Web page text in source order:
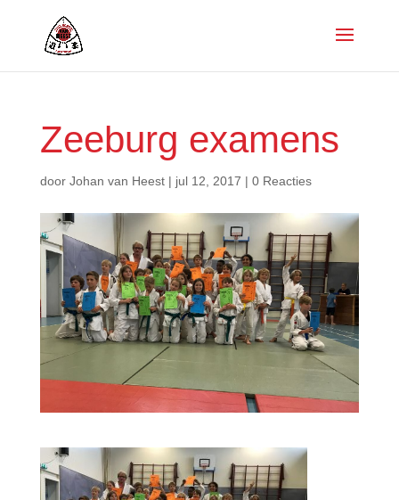
Zeeburg examens
door Johan van Heest| jul 12, 2017 | 0 Reacties